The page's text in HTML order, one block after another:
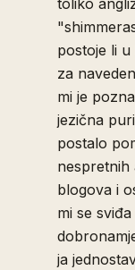
toliko
postoje li
za
mi je
jezična
postalo
nespretnih
blogova i
mi se
ja